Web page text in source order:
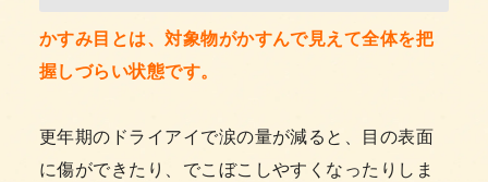
かすみ目とは、対象物がかすんで見えて全体を把
握しづらい状態です。
更年期のドライアイで涙の量が減ると、目の表面
に傷ができたり、でこぼこしやすくなったりしま